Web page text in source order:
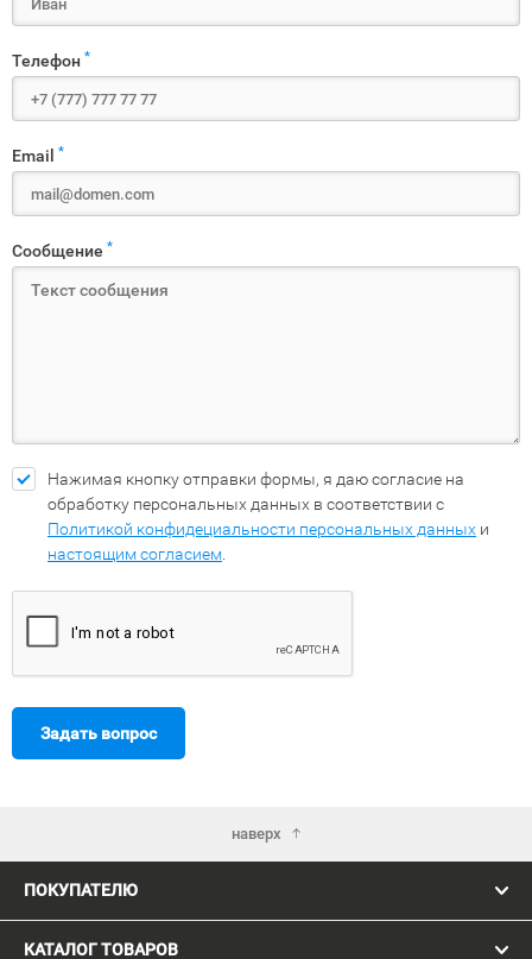
Телефон *
Email *
Сообщение *
Нажимая кнопку отправки формы, я даю согласие на
обработку персональных данных в соответствии с
Политикой конфидециальности персональных данных и
настоящим согласием
Задать вопрос
наверх
ПОКУПАТЕЛЮ
КАТАЛОГ ТОВАРОВ